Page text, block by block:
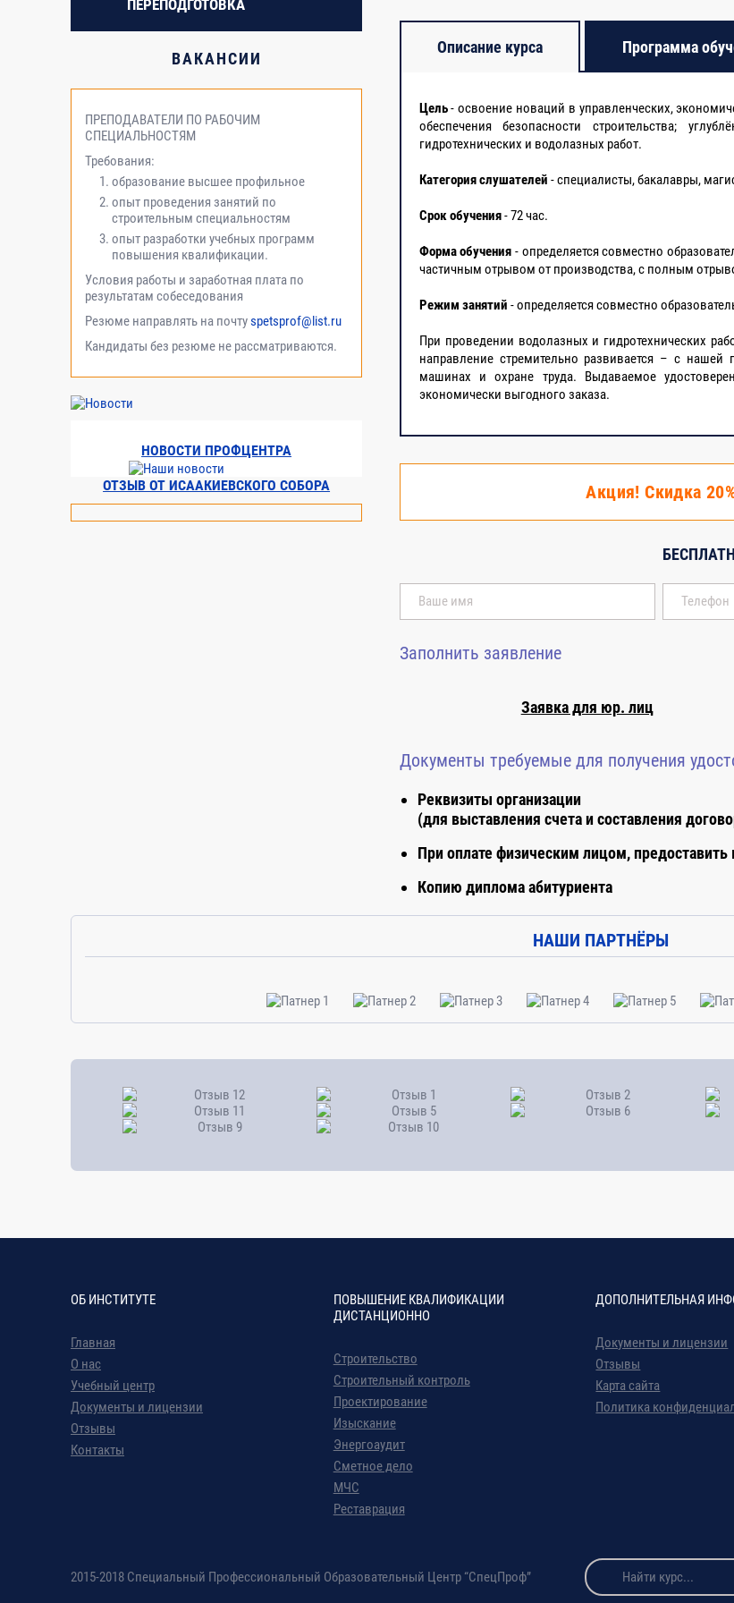
Описание курса Программа
Цель- освоение новаций в управленческих,
обеспечения безопасности строительства;
гидротехнических и водолазных работ.
Категория слушателей - специалисты, бакалавры,
Срок обучения- 72 час.
Форма обучения - определяется совместно
частичным отрывом от производства, с полным
Режим занятий - определяется совместно
При проведении водолазных и гидротехнических
направление стремительно развивается – с
машинах и охране труда. Выдаваемое
экономически выгодного заказа.
Взаимоотношение сторон в капитальном строительстве. Договор строительного подряда
Модуль №3. Экономика строительного производства.
3.1. Система ценообразования и сметного нормирования в строительстве
3.2 Оценка экономической эффективности строительного производства
Оценка достоверности сметной стоимости возведения объектов капитального строительства
4 Модуль 4. Инновации в строительстве
4.1.
Автоматизация процессов управления строительством и городскими строительными
программами и управленческие новации в строительстве.
Модуль 5. Государственный строительный надзор и строительный контроль.
5.1. Порядок и правила осуществления государственного строительного надзора.
Исполнительная документация в строительстве.
СПЕЦИАЛИЗИРОВАННАЯ ЧАСТЬ ПРОГРАММЫ
ехнологии выполнения гидротехнических, водолазных работ.
Новое в механизации и автоматизации гидротехнических и водолазных работ
Модуль №8. Новации в строительных материалах и конструкциях , используемых при
производстве гидротехнических и водолазных работ Сравнительный анализ используемых
Модуль №9. Техника безопасности строительного производства
10.1 Порядок и правила получения разрешения на строительство
10.2
Порядок и правила ввода объекта в эксплуатацию. Региональные особенности подключений
объектов капитального строительства
10.3 Порядок и правила проведения аукционов в строительстве
10.4 Система территориальных норм в строительстве
Модуль 11. Особенности выполнения строительных работ в региональных условиях
Акция! Скидка
Заполнить заявление
Заявка для юр. лиц
Документы требуемые для получения
Реквизиты организации
(для выставления счета и составления
При оплате физическим лицом,
Копию диплома абитуриента
ПЕРЕПОДГОТОВКА
ВАКАНСИИ
ПРЕПОДАВАТЕЛИ ПО РАБОЧИМ
СПЕЦИАЛЬНОСТЯМ
Требования:
образование высшее профильное
опыт проведения занятий по
строительным специальностям
опыт разработки учебных программ
повышения квалификации.
Условия работы и заработная плата по
результатам собеседования
Резюме направлять на почтуspetsprof@list.ru
Кандидаты без резюме не рассматриваются.
НОВОСТИ ПРОФЦЕНТРА
ОТЗЫВ ОТ ИСААКИЕВСКОГО СОБОРА
НАШИ ПАРТНЁРЫ
ОБ ИНСТИТУТЕ
Главная
О нас
Учебный центр
Документы и лицензии
Отзывы
Контакты
ПОВЫШЕНИЕ КВАЛИФИКАЦИИ
ДИСТАНЦИОННО
Строительство
Строительный контроль
Проектирование
Изыскание
Энергоаудит
Сметное дело
МЧС
Реставрация
ДОПОЛНИТЕЛЬНАЯ
Документы и лицензии
Отзывы
Карта сайта
Политика
2015-2018 Специальный Профессиональный Образовательный Центр “СпецПроф”